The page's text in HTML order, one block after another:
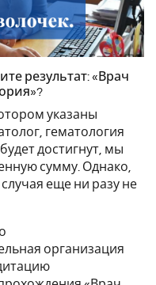
результат: «Врач
указаны
гематология
достигнут, мы
сумму. Однако,
еще ни разу не
организация